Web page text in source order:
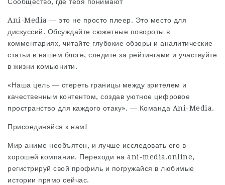
Ani-Media — это не просто плеер. Это место для
дискуссий. Обсуждайте сюжетные повороты в
комментариях, читайте глубокие обзоры и аналитические
статьи в нашем блоге, следите за рейтингами и участвуйте
в жизни комьюнити.
«Наша цель — стереть границы между зрителем и
качественным контентом, создав уютное цифровое
пространство для каждого отаку». — Команда Ani-Media.
Присоединяйся к нам!
Мир аниме необъятен, и лучше исследовать его в
хорошей компании. Переходи на ani-media.online,
регистрируй свой профиль и погружайся в любимые
истории прямо сейчас.